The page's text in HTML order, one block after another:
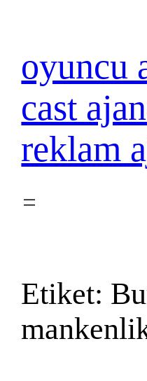
oyuncu
cast
reklam
Etiket: